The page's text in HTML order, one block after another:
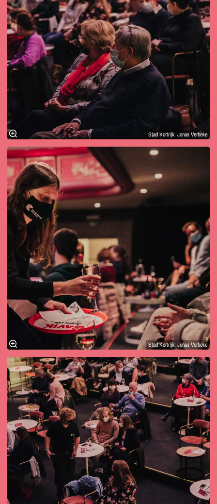
Stad Kortrijk: Jonas Verbeke
Stad Kortrijk: Jonas Verbeke